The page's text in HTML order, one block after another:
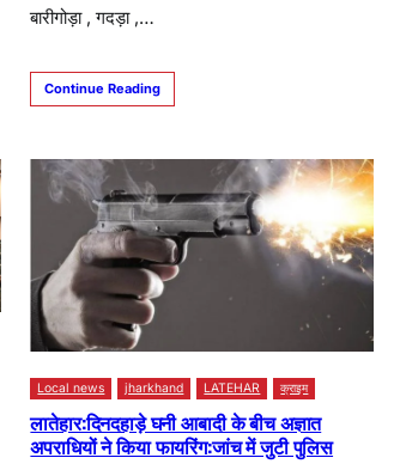
बारीगोड़ा , गदड़ा ,…
Continue Reading
Local news jharkhand LATEHAR क्राइम
लातेहार:दिनदहाड़े घनी आबादी के बीच अज्ञात
अपराधियों ने किया फायरिंग:जांच में जुटी पुलिस